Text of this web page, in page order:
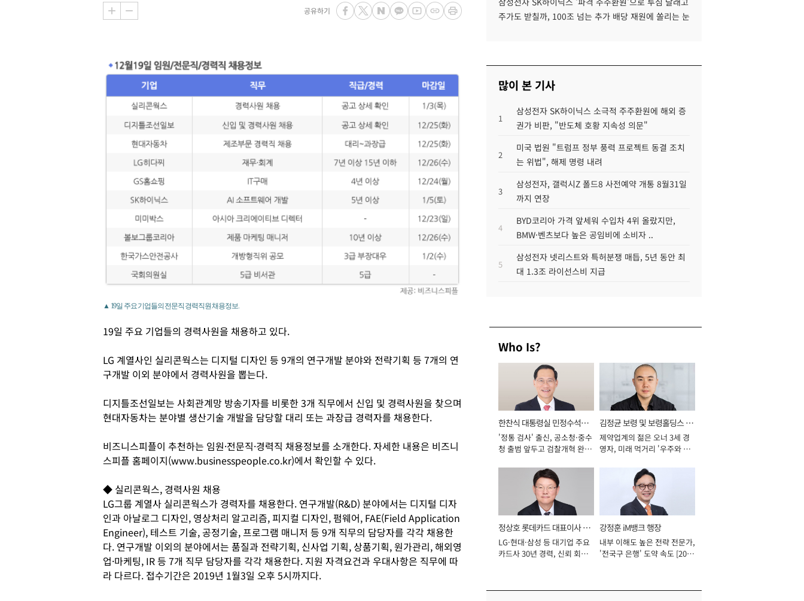
공유하기
▲ 19일 주요 기업들의 전문직 경력직원 채용정보.
19일 주요 기업들의 경력사원을 채용하고 있다.
LG 계열사인 실리콘웍스는 디지털 디자인 등 9개의 연구개발 분야와 전략기획 등 7개의 연
구개발 이외 분야에서 경력사원을 뽑는다.
디지틀조선일보는 사회관계망 방송기자를 비롯한 3개 직무에서 신입 및 경력사원을 찾으며
현대자동차는 분야별 생산기술 개발을 담당할 대리 또는 과장급 경력자를 채용한다.
비즈니스피플이 추천하는 임원·전문직·경력직 채용정보를 소개한다. 자세한 내용은 비즈니
스피플 홈페이지(www.businesspeople.co.kr)에서 확인할 수 있다.
◆ 실리콘웍스, 경력사원 채용
LG그룹 계열사 실리콘웍스가 경력자를 채용한다. 연구개발(R&D) 분야에서는 디지털 디자
인과 아날로그 디자인, 영상처리 알고리즘, 피지컬 디자인, 펌웨어, FAE(Field Application
Engineer), 테스트 기술, 공정기술, 프로그램 매니저 등 9개 직무의 담당자를 각각 채용한
다. 연구개발 이외의 분야에서는 품질과 전략기획, 신사업 기획, 상품기획, 원가관리, 해외영
업·마케팅, IR 등 7개 직무 담당자를 각각 채용한다. 지원 자격요건과 우대사항은 직무에 따
라 다르다. 접수기간은 2019년 1월3일 오후 5시까지다.
주가도 받칠까, 100조 넘는 추가 배당 재원에 쏠리는 눈
많이 본 기사
1
삼성전자 SK하이닉스 소극적 주주환원에 해외 증
권가 비판, "반도체 호황 지속성 의문"
2
미국 법원 "트럼프 정부 풍력 프로젝트 동결 조치
는 위법", 해제 명령 내려
3
삼성전자, 갤럭시Z 폴드8 사전예약 개통 8월31일
까지 연장
4
BYD코리아 가격 앞세워 수입차 4위 올랐지만,
BMW·벤츠보다 높은 공임비에 소비자 ..
5
삼성전자 넷리스트와 특허분쟁 매듭, 5년 동안 최
대 1.3조 라이선스비 지급
Who Is?
한찬식 대통령실 민정수석비
서관
'정통 검사' 출신, 공소청·중수
청 출범 앞두고 검찰개혁 완수
김정균 보령 및 보령홀딩스 대
표이사 사장
제약업계의 젊은 오너 3세 경
영자, 미래 먹거리 '우주와 헬
정상호 롯데카드 대표이사 사
장
LG·현대·삼성 등 대기업 주요
카드사 30년 경력, 신뢰 회복
강정훈 iM뱅크 행장
내부 이해도 높은 전략 전문가,
'전국구 은행' 도약 속도 [2026